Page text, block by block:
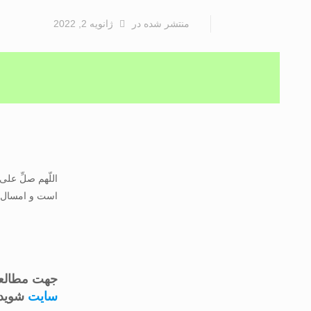
منتشر شده در ژانویه 2, 2022
اللّهم صلِّ على
است و امسال
جهت
سایت